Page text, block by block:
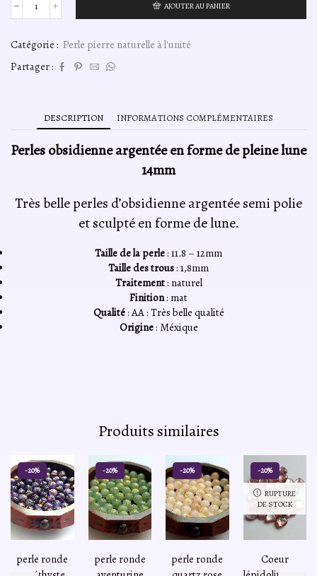
quantité
obsidienne
argenté
en
pleine
lune
AJOUTER AU PANIER
Catégorie : Perle pierre naturelle à l'unité
Partager :
DESCRIPTION INFORMATIONS COMPLÉMENTAIRES
Perles obsidienne argentée en forme de pleine lune
14mm
Très belle perles d’obsidienne argentée semi polie
et sculpté en forme de lune.
Taille de la perle: 11.8 – 12mm
Taille des trous: 1,8mm
Traitement: naturel
Finition: mat
Qualité: AA : Très belle qualité
Origine: Méxique
Produits similaires
-20%
perle ronde
-20%
perle ronde
-20%
perle ronde
RUPTURE
DE STOCK
-20%
Coeur